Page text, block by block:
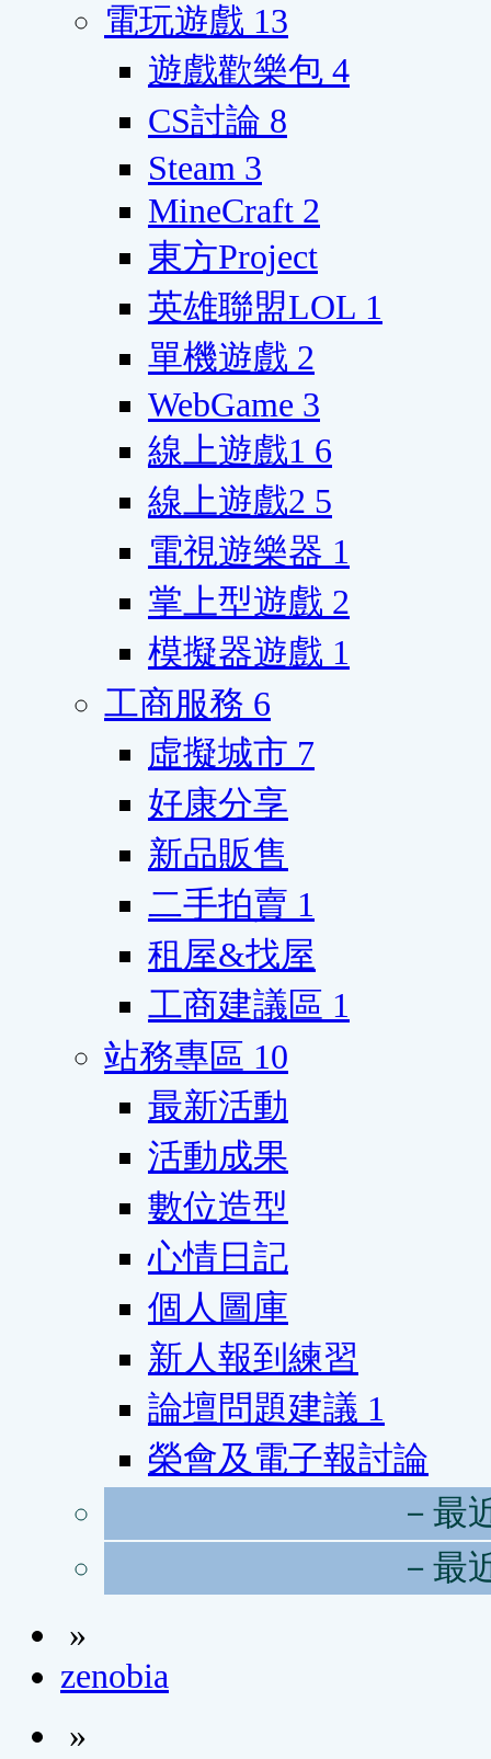
電玩遊戲 13
遊戲歡樂包 4
CS討論 8
Steam 3
MineCraft 2
東方Project
英雄聯盟LOL 1
單機遊戲 2
WebGame 3
線上遊戲1 6
線上遊戲2 5
電視遊樂器 1
掌上型遊戲 2
模擬器遊戲 1
工商服務 6
虛擬城市 7
好康分享
新品販售
二手拍賣 1
租屋&找屋
工商建議區 1
站務專區 10
最新活動
活動成果
數位造型
心情日記
個人圖庫
新人報到練習
論壇問題建議 1
榮會及電子報討論
－最
－最
»
zenobia
»